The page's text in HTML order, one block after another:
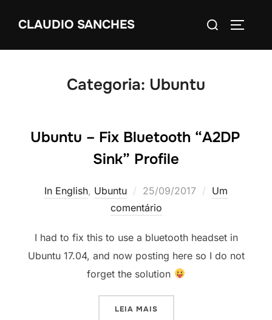
paraCLAUDIO SANCHES
Pesquisar
Categoria: Ubuntu
Ubuntu – Fix Bluetooth “A2DP
Sink” Profile
In English, Ubuntu
Postado
em
25/09/2017
Um
comentário
I had to fix this to use a bluetooth headset in
Ubuntu 17.04, and now posting here so I do not
forget the solution
LEIA MAIS“UBUNTU – FIX